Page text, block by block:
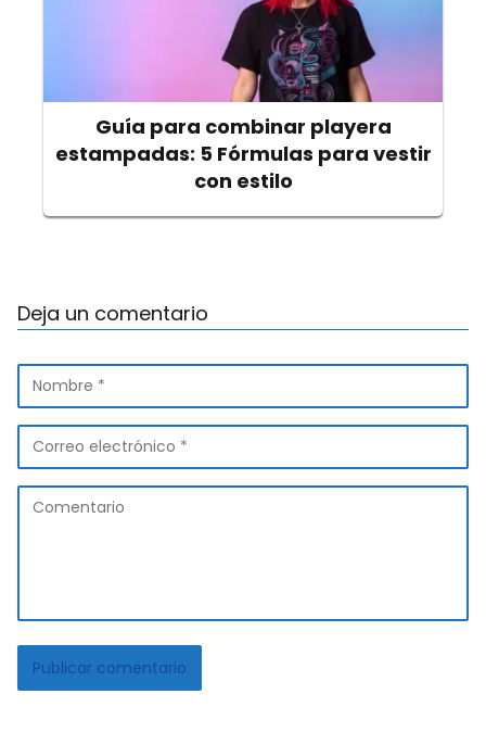
Guía para combinar playera
estampadas: 5 Fórmulas para vestir
con estilo
Deja un comentario